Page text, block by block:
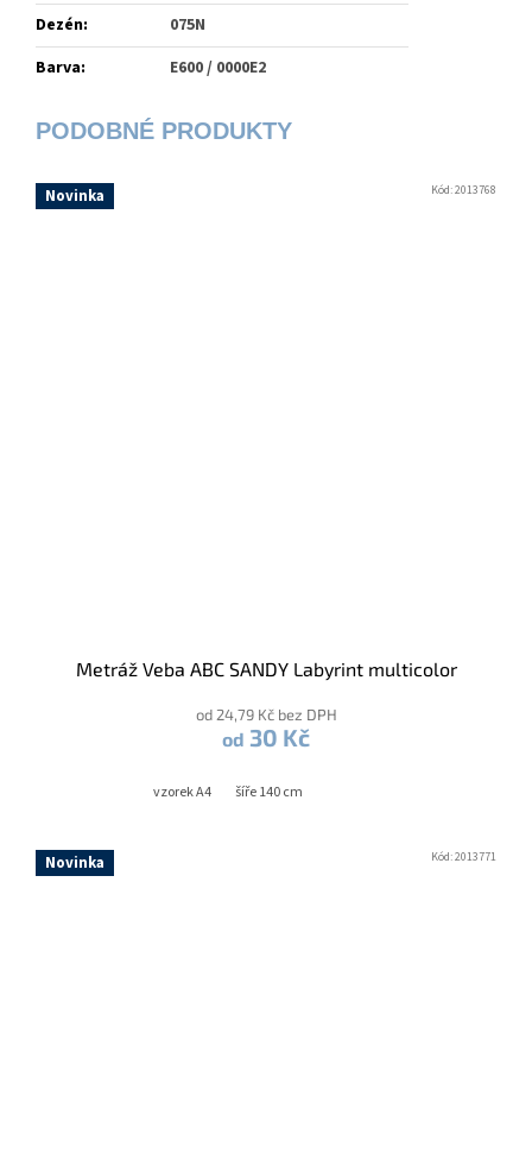
Dezén:
075N
Barva: E600 / 0000E2
Novinka
Metráž Veba ABC SANDY Labyrint multicolor
od 24,79 Kč bez DPH
od 30 Kč
vzorek A4 šíře 140 cm
Kód:2013768
Novinka Kód:2013771